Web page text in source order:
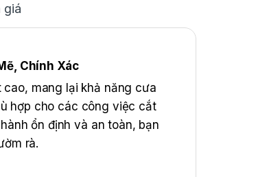
giá
Chính Xác
mang lại khả năng cưa
hợp cho các công việc cắt
ổn định và an toàn, bạn
rà.